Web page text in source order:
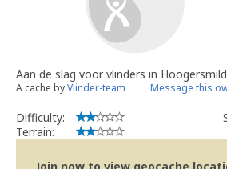
Aan de slag voor vlinders in
A cache byVlinder-team Message this
Difficulty:
Terrain: